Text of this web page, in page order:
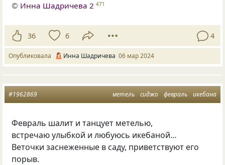
© Инна Шадричева 2 471
36 6 4
Опубликовала Инна Шадричева 06 мар 2024
метель сиджо февраль икебана
#1962869
Февраль шалит и танцует метелью,
встречаю улыбкой и любуюсь икебаной…
Веточки заснеженные в саду, приветствуют его
порыв.